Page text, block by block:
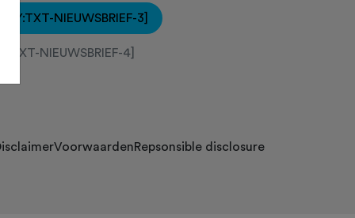
[KEY:TXT-NIEUWSBRIEF-3]
NIEUWSBRIEF-4]
VoorwaardenRepsonsible disclosure